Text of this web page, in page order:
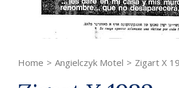
Home > Angielczyk Motel > Zigart X